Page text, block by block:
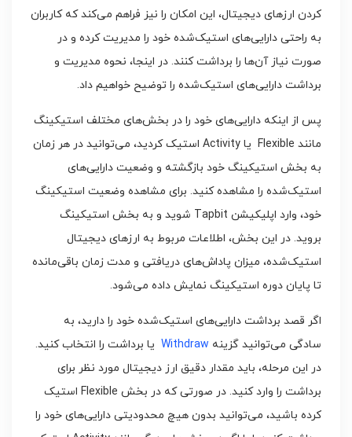
کردن ارزهای دیجیتال، این امکان را نیز فراهم می‌کند که کاربران
به راحتی دارایی‌های استیک‌شده خود را مدیریت کرده و در
صورت نیاز آن‌ها را برداشت کنند. در اینجا، نحوه مدیریت و
برداشت دارایی‌های استیک‌شده را توضیح خواهیم داد.
پس از اینکه دارایی‌های خود را در بخش‌های مختلف استیکینگ
مانند Flexible یا Activity استیک کردید، می‌توانید در هر زمان
به بخش استیکینگ خود بازگشته و وضعیت دارایی‌های
استیک‌شده را مشاهده کنید. برای مشاهده وضعیت استیکینگ
خود، وارد اپلیکیشن Tapbit شوید و به بخش استیکینگ
بروید. در این بخش، اطلاعات مربوط به ارزهای دیجیتال
استیک‌شده، میزان پاداش‌های دریافتی و مدت زمان باقی‌مانده
تا پایان دوره استیکینگ نمایش داده می‌شود.
اگر قصد برداشت دارایی‌های استیک‌شده خود را دارید، به
سادگی می‌توانید گزینه Withdraw یا برداشت را انتخاب کنید.
در این مرحله، باید مقدار دقیق ارز دیجیتال مورد نظر برای
برداشت را وارد کنید. در صورتی که در بخش Flexible استیک
کرده باشید، می‌توانید بدون هیچ محدودیتی دارایی‌های خود را